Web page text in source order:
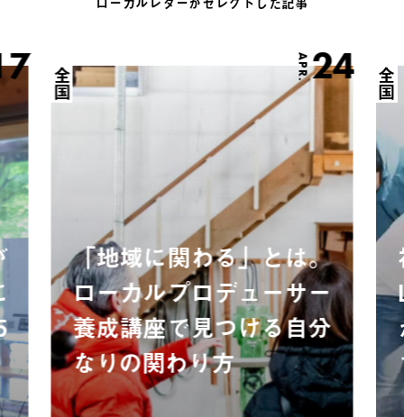
APR.24
全国
「地域に関わる」とは。
ローカルプロデューサー
養成講座で見つける自分
なりの関わり方
全国